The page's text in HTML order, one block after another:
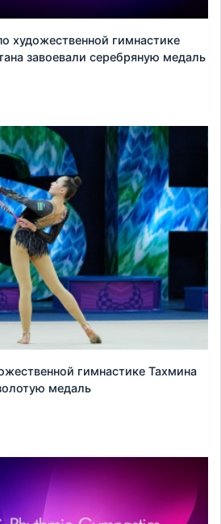
художественной гимнастике
завоевали серебряную медаль
гимнастике Тахмина
медаль